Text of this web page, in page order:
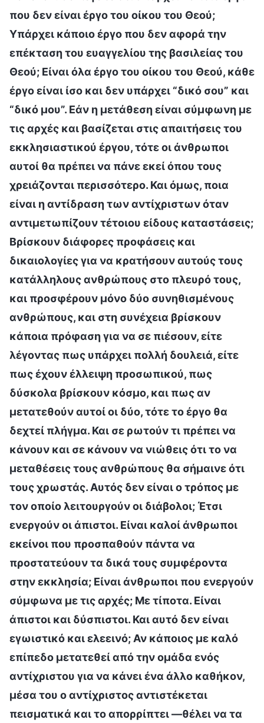
που δεν είναι έργο του οίκου του Θεού;
Υπάρχει κάποιο έργο που δεν αφορά την
επέκταση του ευαγγελίου της βασιλείας του
Θεού; Είναι όλα έργο του οίκου του Θεού, κάθε
έργο είναι ίσο και δεν υπάρχει “δικό σου” και
“δικό μου”. Εάν η μετάθεση είναι σύμφωνη με
τις αρχές και βασίζεται στις απαιτήσεις του
εκκλησιαστικού έργου, τότε οι άνθρωποι
αυτοί θα πρέπει να πάνε εκεί όπου τους
χρειάζονται περισσότερο. Και όμως, ποια
είναι η αντίδραση των αντίχριστων όταν
αντιμετωπίζουν τέτοιου είδους καταστάσεις;
Βρίσκουν διάφορες προφάσεις και
δικαιολογίες για να κρατήσουν αυτούς τους
κατάλληλους ανθρώπους στο πλευρό τους,
και προσφέρουν μόνο δύο συνηθισμένους
ανθρώπους, και στη συνέχεια βρίσκουν
κάποια πρόφαση για να σε πιέσουν, είτε
λέγοντας πως υπάρχει πολλή δουλειά, είτε
πως έχουν έλλειψη προσωπικού, πως
δύσκολα βρίσκουν κόσμο, και πως αν
μετατεθούν αυτοί οι δύο, τότε το έργο θα
δεχτεί πλήγμα. Και σε ρωτούν τι πρέπει να
κάνουν και σε κάνουν να νιώθεις ότι το να
μεταθέσεις τους ανθρώπους θα σήμαινε ότι
τους χρωστάς. Αυτός δεν είναι ο τρόπος με
τον οποίο λειτουργούν οι διάβολοι; Έτσι
ενεργούν οι άπιστοι. Είναι καλοί άνθρωποι
εκείνοι που προσπαθούν πάντα να
προστατεύουν τα δικά τους συμφέροντα
στην εκκλησία; Είναι άνθρωποι που ενεργούν
σύμφωνα με τις αρχές; Με τίποτα. Είναι
άπιστοι και δύσπιστοι. Και αυτό δεν είναι
εγωιστικό και ελεεινό; Αν κάποιος με καλό
επίπεδο μετατεθεί από την ομάδα ενός
αντίχριστου για να κάνει ένα άλλο καθήκον,
μέσα του ο αντίχριστος αντιστέκεται
πεισματικά και το απορρίπτει —θέλει να τα